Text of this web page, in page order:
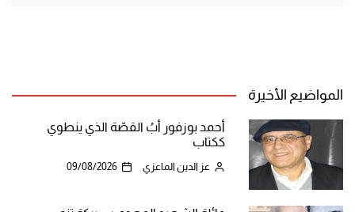
المواضيع الأخيرة
أحمد بوزفور أبُ القصّة الذي ينطوي
ككتاب
عز الدين الماعزي 09/08/2026